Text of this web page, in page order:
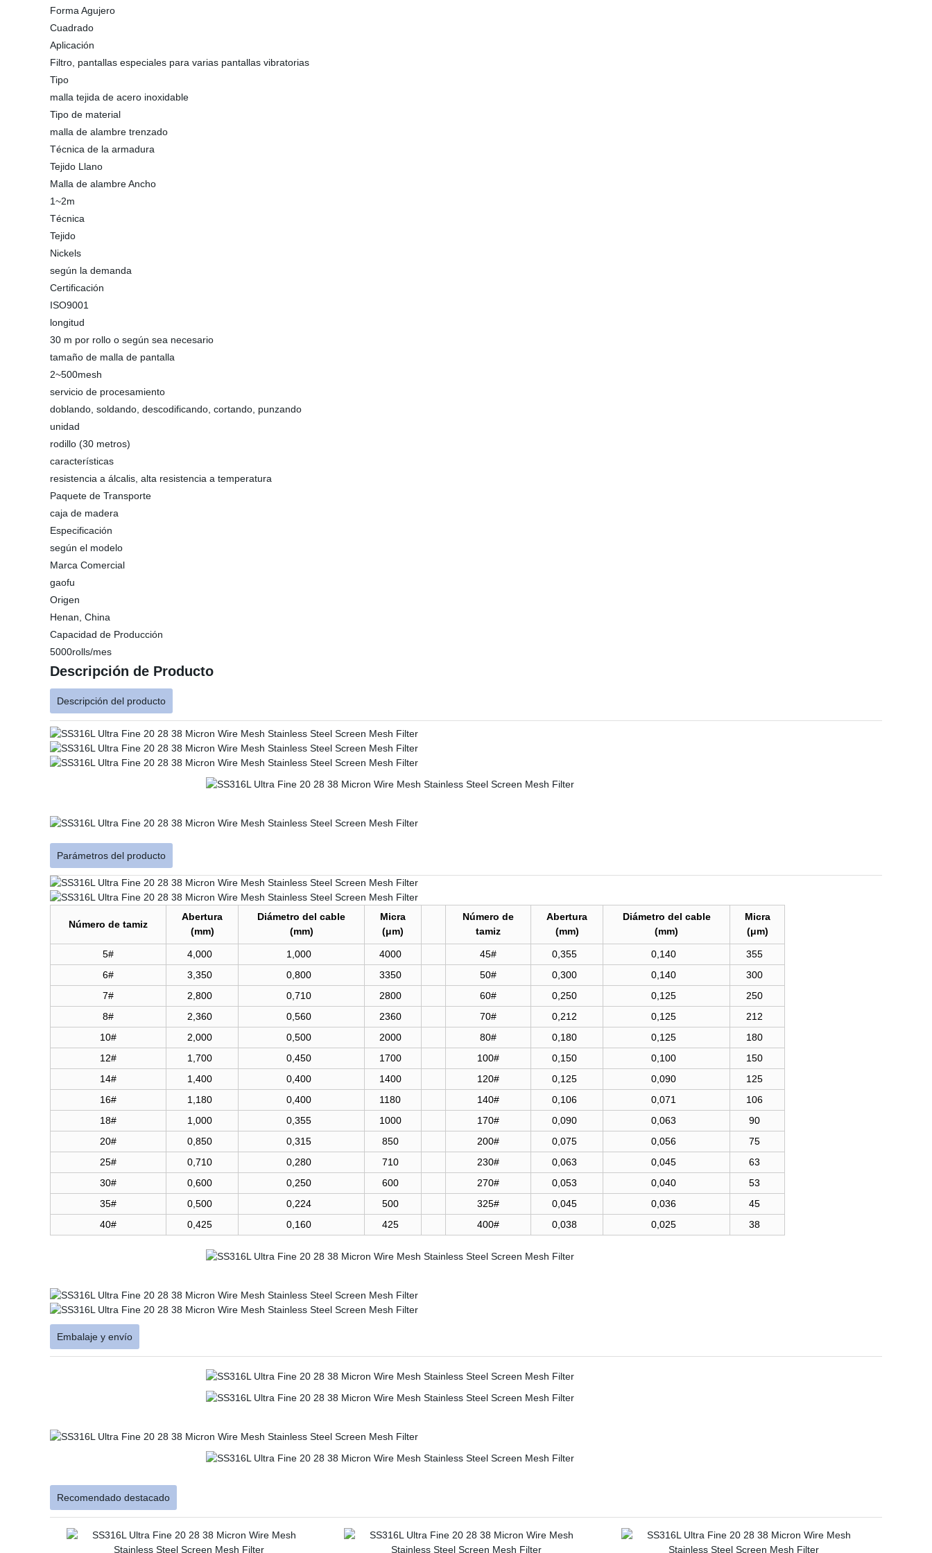
Forma Agujero
Cuadrado
Aplicación
Filtro, pantallas especiales para varias pantallas vibratorias
Tipo
malla tejida de acero inoxidable
Tipo de material
malla de alambre trenzado
Técnica de la armadura
Tejido Llano
Malla de alambre Ancho
1~2m
Técnica
Tejido
Nickels
según la demanda
Certificación
ISO9001
longitud
30 m por rollo o según sea necesario
tamaño de malla de pantalla
2~500mesh
servicio de procesamiento
doblando, soldando, descodificando, cortando, punzando
unidad
rodillo (30 metros)
características
resistencia a álcalis, alta resistencia a temperatura
Paquete de Transporte
caja de madera
Especificación
según el modelo
Marca Comercial
gaofu
Origen
Henan, China
Capacidad de Producción
5000rolls/mes
Descripción de Producto
Descripción del producto
Parámetros del producto
Número de tamiz
Abertura
(mm)
Diámetro del cable
(mm)
Micra
(μm)
Número de
tamiz
Abertura
(mm)
Diámetro del cable
(mm)
Micra
(μm)
5# 4,000 1,000 4000 45# 0,355 0,140
355
6#
3,350 0,800 3350 50# 0,300 0,140
300
7#
2,800 0,710 2800 60# 0,250 0,125
250
8#
2,360 0,560 2360 70# 0,212 0,125
212
10#
2,000 0,500 2000 80# 0,180 0,125
180
12#
1,700 0,450 1700 100# 0,150 0,100
150
14#
1,400 0,400 1400 120# 0,125 0,090
125
16#
1,180 0,400 1180 140# 0,106 0,071
106
18#
1,000 0,355 1000 170# 0,090 0,063
90
20#
0,850 0,315 850 200# 0,075 0,056
75
25#
0,710 0,280 710 230# 0,063 0,045
63
30#
0,600 0,250 600 270# 0,053 0,040
53
35#
0,500 0,224 500 325# 0,045 0,036
45
40#
0,425 0,160 425 400# 0,038 0,025 38
Embalaje y envío
Recomendado destacado